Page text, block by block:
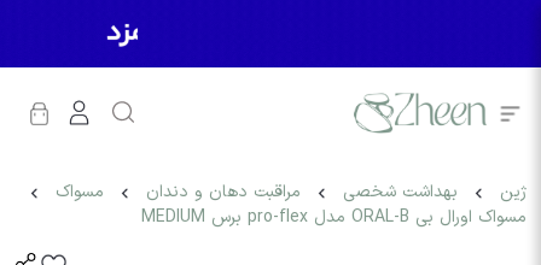
ژین بهداشت شخصی مراقبت دهان و دندان
مسواک
مسواک اورال بی ORAL-B مدل pro-flex برس MEDIUM